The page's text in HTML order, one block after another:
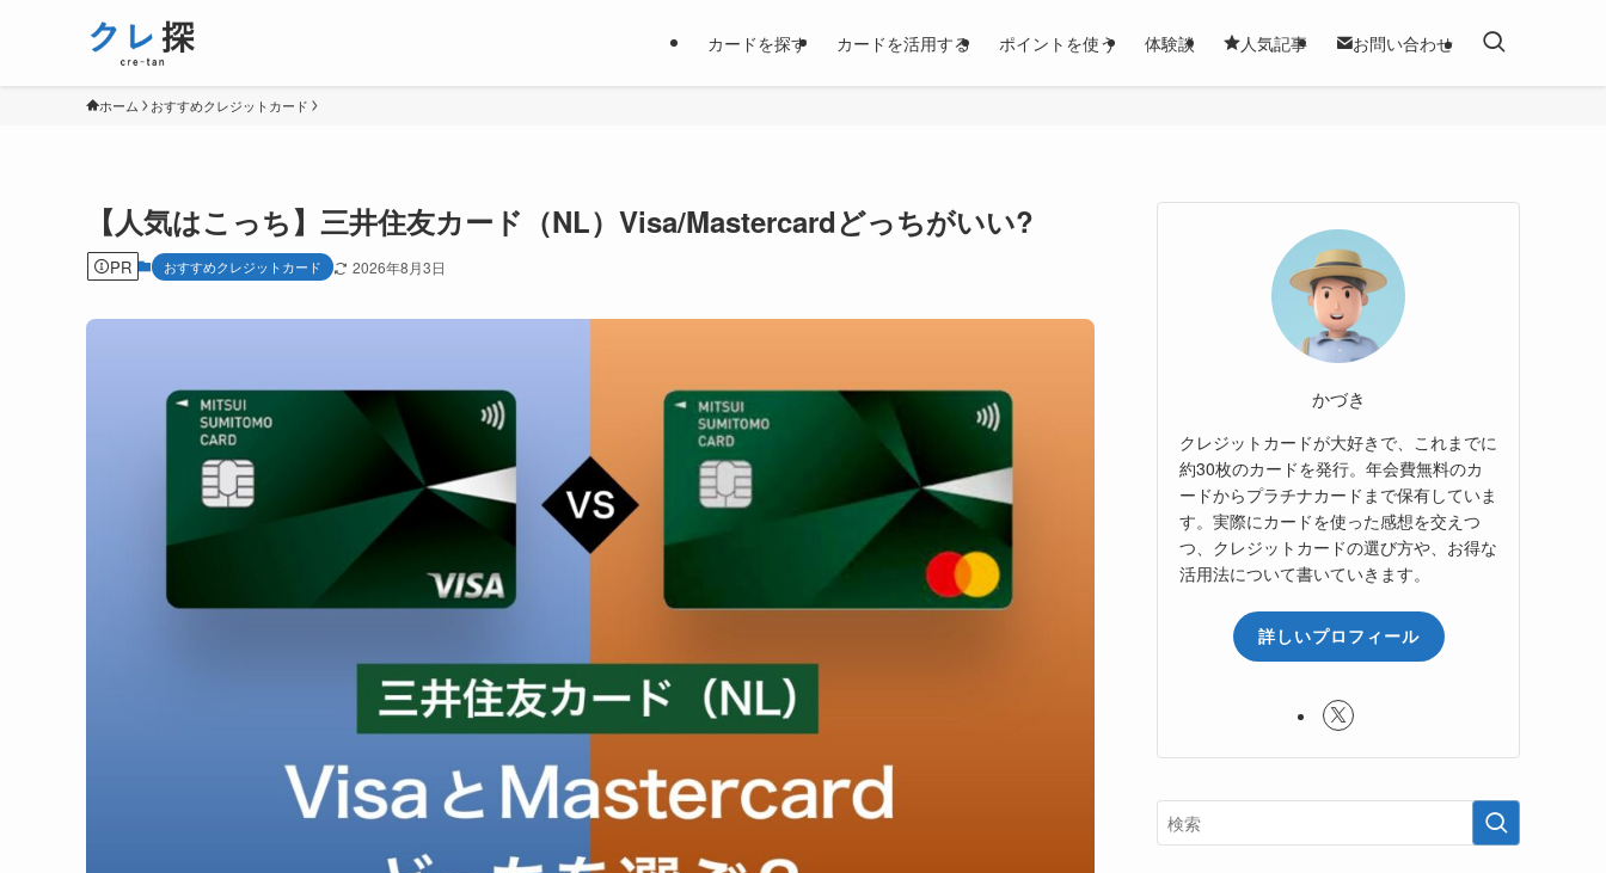
カードを探す カードを活用する ポイントを使う 体験談 人気記事 お問い合わせ
ホーム おすすめクレジットカード
【人気はこっち】三井住友カード（NL）Visa/Mastercardどっちがいい?
PR おすすめクレジットカード 2026年8月3日
かづき
クレジットカードが大好きで、これまでに
約30枚のカードを発行。年会費無料のカ
ードからプラチナカードまで保有していま
す。実際にカードを使った感想を交えつ
つ、クレジットカードの選び方や、お得な
活用法について書いていきます。
詳しいプロフィール